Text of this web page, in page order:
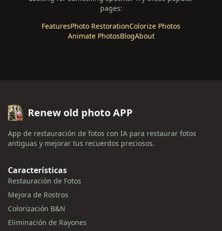
pages:
FeaturesPhoto RestorationColorize Photos
Animate PhotosBlogAbout
Renew old photo APP
App de restauración de fotos con IA para restaurar fotos
antiguas y mejorar tus recuerdos preciosos.
Características
Restauración de Fotos
Mejora de Rostros
Colorización B&N
Eliminación de Rayones